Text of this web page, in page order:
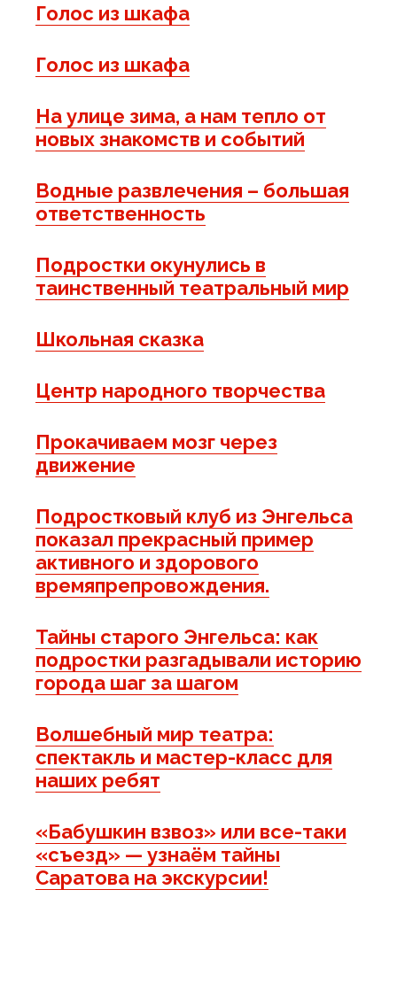
Голос из шкафа
Голос из шкафа
На улице зима, а нам тепло от
новых знакомств и событий
Водные развлечения – большая
ответственность
Подростки окунулись в
таинственный театральный мир
Школьная сказка
Центр народного творчества
Прокачиваем мозг через
движение
Подростковый клуб из Энгельса
показал прекрасный пример
активного и здорового
времяпрепровождения.
Тайны старого Энгельса: как
подростки разгадывали историю
города шаг за шагом
Волшебный мир театра:
спектакль и мастер-класс для
наших ребят
«Бабушкин взвоз» или все-таки
«съезд» — узнаём тайны
Саратова на экскурсии!